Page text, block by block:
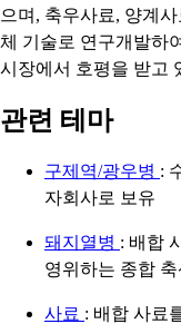
으며, 축우사료, 양계
체 기술로 연구개발하
시장에서 호평을 받고
관련 테마
구제역/광우병 :
자회사로 보유
돼지열병 : 배합
영위하는 종합
사료 : 배합 사료